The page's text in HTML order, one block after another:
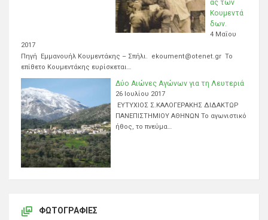
ας των
Κουμεντά
δων.
4 Μαΐου
2017
Πηγή Εμμανουήλ Κουμεντάκης – Σπήλι. ekoument@otenet.gr Το
επίθετο Κουμεντάκης ευρίσκεται…
Δύο Αιώνες Αγώνων για τη Λευτεριά
26 Ιουλίου 2017
ΕΥΤΥΧΙΟΣ Σ.ΚΑΛΟΓΕΡΑΚΗΣ ΔΙΔΑΚΤΩΡ
ΠΑΝΕΠΙΣΤΗΜΙΟΥ ΑΘΗΝΩΝ Το αγωνιστικό
ήθος, το πνεύμα…
ΦΩΤΟΓΡΑΦΊΕΣ